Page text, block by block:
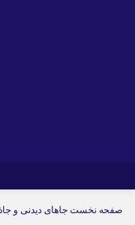
اینستاگرامصفحه نخست جاهای دیدنی و